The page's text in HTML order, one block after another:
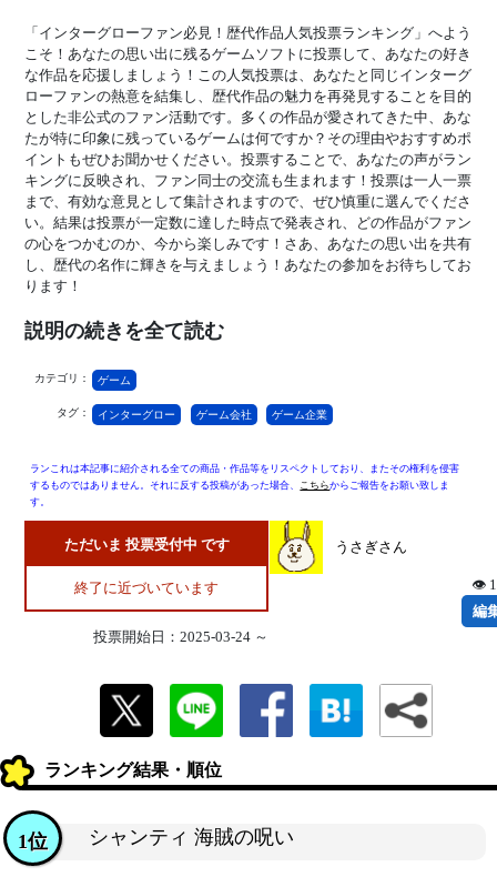
「インターグローファン必見！歴代作品人気投票ランキング」へよう
こそ！あなたの思い出に残るゲームソフトに投票して、あなたの好き
な作品を応援しましょう！この人気投票は、あなたと同じインターグ
ローファンの熱意を結集し、歴代作品の魅力を再発見することを目的
とした非公式のファン活動です。多くの作品が愛されてきた中、あな
たが特に印象に残っているゲームは何ですか？その理由やおすすめポ
イントもぜひお聞かせください。投票することで、あなたの声がラン
キングに反映され、ファン同士の交流も生まれます！投票は一人一票
まで、有効な意見として集計されますので、ぜひ慎重に選んでくださ
い。結果は投票が一定数に達した時点で発表され、どの作品がファン
の心をつかむのか、今から楽しみです！さあ、あなたの思い出を共有
し、歴代の名作に輝きを与えましょう！あなたの参加をお待ちしてお
ります！
説明の続きを全て読む
カテゴリ： ゲーム
タグ： インターグロー ゲーム会社 ゲーム企業
ランこれは本記事に紹介される全ての商品・作品等をリスペクトしており、またその権利を侵害
するものではありません。それに反する投稿があった場合、 こちらからご報告をお願い致しま
す。
ただいま 投票受付中 です
終了に近づいています
投票開始日：2025-03-24 ～
うさぎさん
👁
編
ランキング結果・順位
シャンティ 海賊の呪い
1位